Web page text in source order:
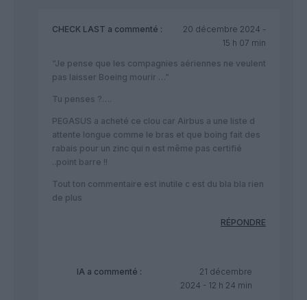
CHECK LAST a commenté :
20 décembre 2024 -
15 h 07 min
“Je pense que les compagnies aériennes ne veulent
pas laisser Boeing mourir …”
Tu penses ?….
PEGASUS a acheté ce clou car Airbus a une liste d
attente longue comme le bras et que boing fait des
rabais pour un zinc qui n est même pas certifié
..point barre !!
Tout ton commentaire est inutile c est du bla bla rien
de plus
RÉPONDRE
IA a commenté :
21 décembre
2024 - 12 h 24 min